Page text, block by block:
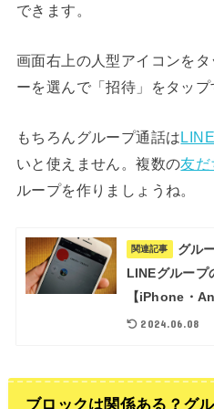
できます。
画面右上の人型アイコンを
ーを選んで「招待」をタップ
もちろんグループ通話は
いと使えません。複数の友だ
ループを作りましょうね。
関連記事
グル
LINEグループ
【iPhone・
2024.06.08
ブロックは関係ある？グ